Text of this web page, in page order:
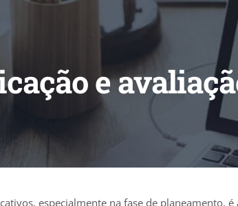
e
especialmente na fase de planeamento,